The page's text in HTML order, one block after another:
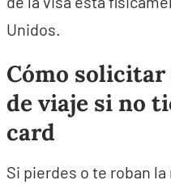
Unidos.
Cómo
de viaje si no
card
Si pierdes o te roban